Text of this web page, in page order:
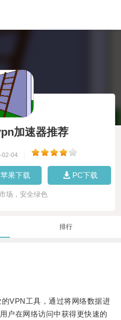
加速器推荐
02-04
苹果下载 PC下载
场，安全绿色
排行
工具，通过将网络数据进
户在网络访问中获得更快速的